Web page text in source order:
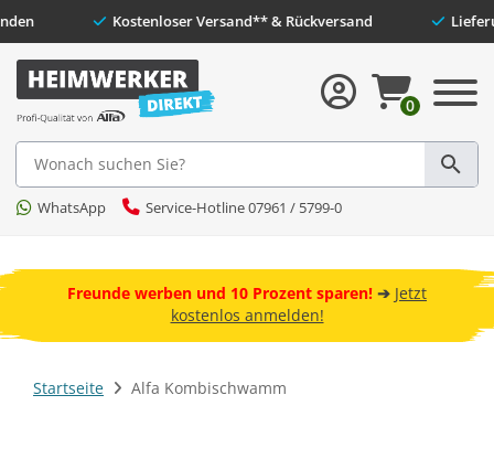
Kunden Kostenloser Versand** & Rückversand
Suche
WhatsApp Service-Hotline 07961 / 5799-0
0
Freunde werben und 10 Prozent sparen! ➔ Jetzt
kostenlos anmelden!
Startseite Alfa Kombischwamm